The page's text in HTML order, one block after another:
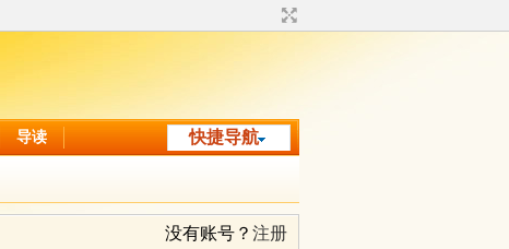
快捷导航
导读
没有账号？ 注册